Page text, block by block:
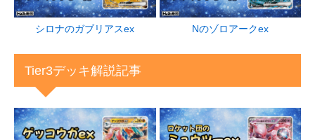
シロナのガブリアスex Nのゾロアークex
Tier3デッキ解説記事